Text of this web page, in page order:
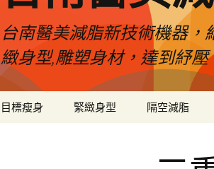
台南醫美減脂新技術機器
緻身型,雕塑身材，達到紓
目標瘦身 緊緻身型 隔空減脂